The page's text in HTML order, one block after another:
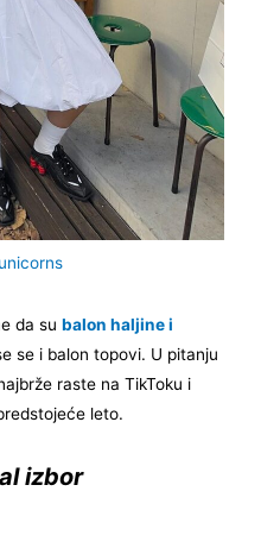
da subalon haljine i
se i balon topovi. U pitanju
raste na TikToku i
leto.
izbor